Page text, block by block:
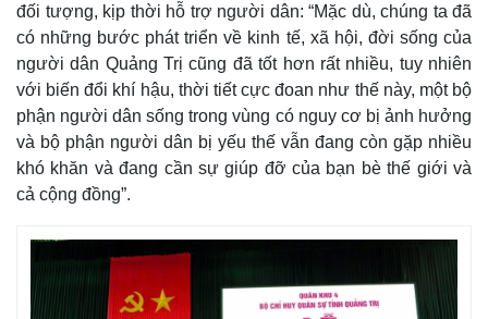
đối tượng, kịp thời hỗ trợ người dân: “Mặc dù, chúng ta đã
có những bước phát triển về kinh tế, xã hội, đời sống của
người dân Quảng Trị cũng đã tốt hơn rất nhiều, tuy nhiên
với biến đổi khí hậu, thời tiết cực đoan như thế này, một bộ
phận người dân sống trong vùng có nguy cơ bị ảnh hưởng
và bộ phận người dân bị yếu thế vẫn đang còn gặp nhiều
khó khăn và đang cần sự giúp đỡ của bạn bè thế giới và
cả cộng đồng”.